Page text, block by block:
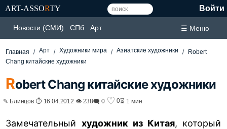
ART-ASSORTY Войти
Новости (СМИ) СПб Арт ☰ Меню
Главная Арт Художники мира Азиатские художники
Robert
Chang китайские художники
Robert Chang китайские художники
✎ Блинцов ⏱ 16.04.2012 👁 238🗨 0 ♡ 0⏳ 1 мин
Замечательный художник из Китая, который